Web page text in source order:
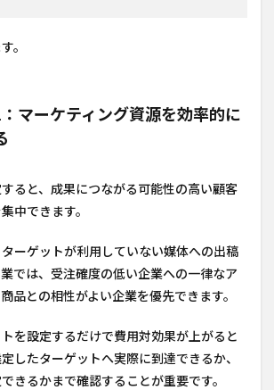
。
マーケティング資源を効率的に
ると、成果につながる可能性の高い顧客
中できます。
ーゲットが利用していない媒体への出稿
では、受注確度の低い企業への一律なア
品との相性がよい企業を優先できます。
を設定するだけで費用対効果が上がると
したターゲットへ実際に到達できるか、
きるかまで確認することが重要です。